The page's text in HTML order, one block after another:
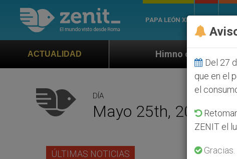
PAPA LEÓN XIV
ACTUALIDADHimno oficial de la Jornada Mundial
DÍA
Mayo 25th, 2012
ÚLTIMAS NOTICIAS
Del 27
que en el
el
ZENIT el
Gracias.